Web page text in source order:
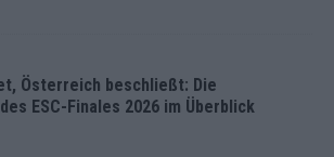
Österreich beschließt: Die
ESC-Finales 2026 im Überblick